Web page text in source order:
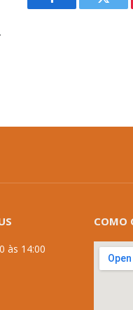
Facebook
às 14:00
COMO